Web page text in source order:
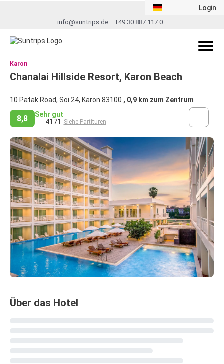
info@suntrips.de +49 30 887 117 0
Login
Karon
Chanalai Hillside Resort, Karon Beach
10 Patak Road, Soi 24, Karon 83100 , 0,9 km zum Zentrum
8,8
Sehr gut
4171
Siehe Partituren
Über das Hotel